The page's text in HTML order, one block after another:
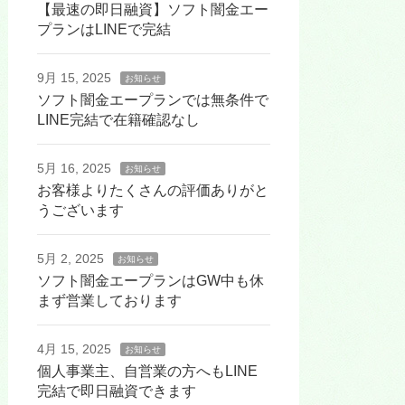
【最速の即日融資】ソフト闇金エー
プランはLINEで完結
9月 15, 2025 お知らせ
ソフト闇金エープランでは無条件で
LINE完結で在籍確認なし
5月 16, 2025 お知らせ
お客様よりたくさんの評価ありがと
うございます
5月 2, 2025 お知らせ
ソフト闇金エープランはGW中も休
まず営業しております
4月 15, 2025 お知らせ
個人事業主、自営業の方へもLINE
完結で即日融資できます